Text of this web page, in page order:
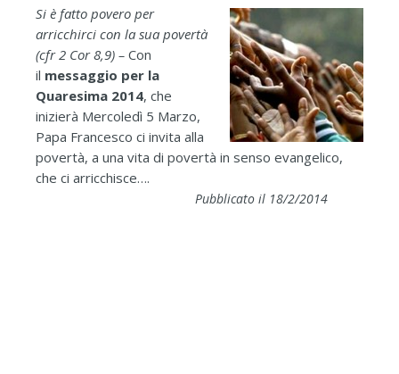
Si è fatto povero per
arricchirci con la sua povertà
(cfr 2 Cor 8,9) – Con
il messaggio per la
Quaresima 2014, che
inizierà Mercoledì 5 Marzo,
Papa Francesco ci invita alla
povertà, a una vita di povertà in senso evangelico,
che ci arricchisce….
Pubblicato il 18/2/2014